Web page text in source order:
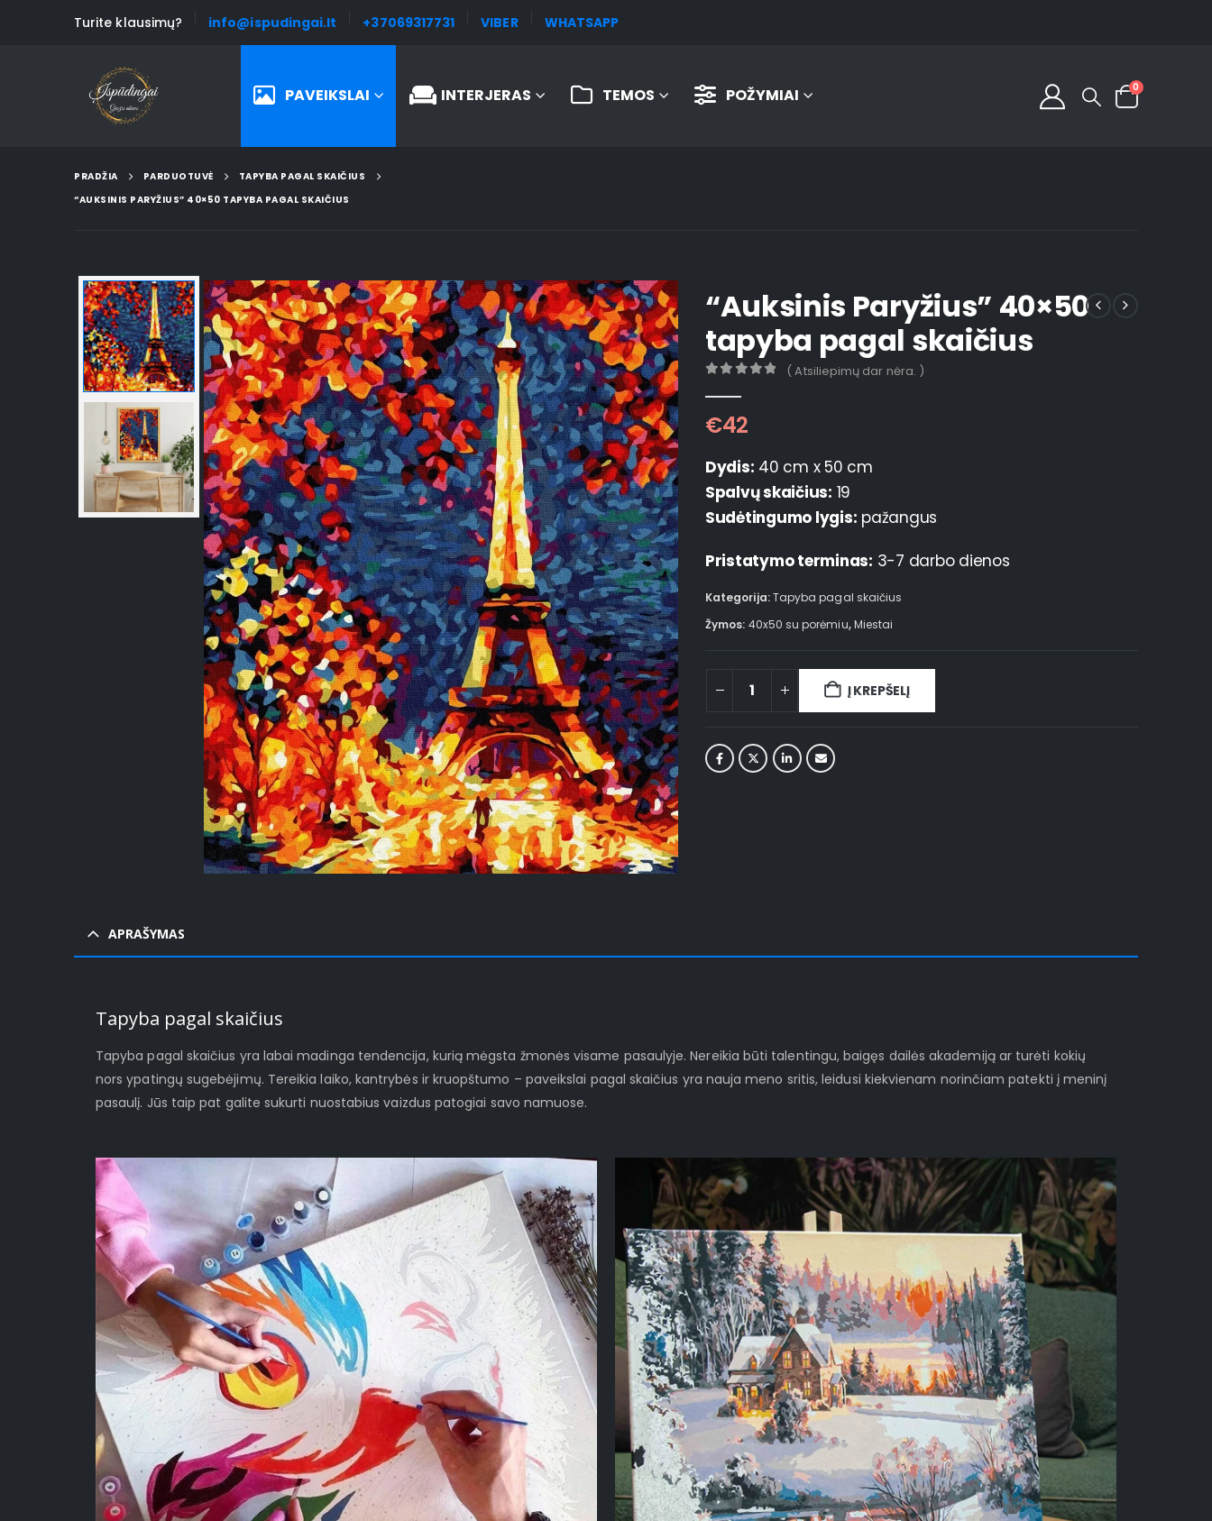
Turite klausimų? info@ispudingai.lt +37069317731 VIBER WHATSAPP
PAVEIKSLAI INTERJERAS TEMOS POŽYMIAI 0
PRADŽIA PARDUOTUVĖ
TAPYBA PAGAL SKAIČIUS
“AUKSINIS PARYŽIUS” 40×50 TAPYBA PAGAL SKAIČIUS
“Auksinis Paryžius” 40×50
tapyba pagal skaičius
( Atsiliepimų dar nėra. )
€42
Dydis: 40 cm x 50 cm
Spalvų skaičius: 19
Sudėtingumo lygis: pažangus
Pristatymo terminas: 3-7 darbo dienos
Kategorija:Tapyba pagal skaičius
Žymos: 40x50 su porėmiu,Miestai
Į KREPŠELĮ
APRAŠYMAS
Tapyba pagal skaičius
Tapyba pagal skaičius yra labai madinga tendencija, kurią mėgsta žmonės visame pasaulyje. Nereikia būti talentingu, baigęs dailės akademiją ar turėti kokių
nors ypatingų sugebėjimų. Tereikia laiko, kantrybės ir kruopštumo – paveikslai pagal skaičius yra nauja meno sritis, leidusi kiekvienam norinčiam patekti į meninį
pasaulį. Jūs taip pat galite sukurti nuostabius vaizdus patogiai savo namuose.